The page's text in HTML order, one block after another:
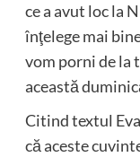
ce a avut loc la
înţelege mai
vom porni de la
această
Citind textul
că aceste